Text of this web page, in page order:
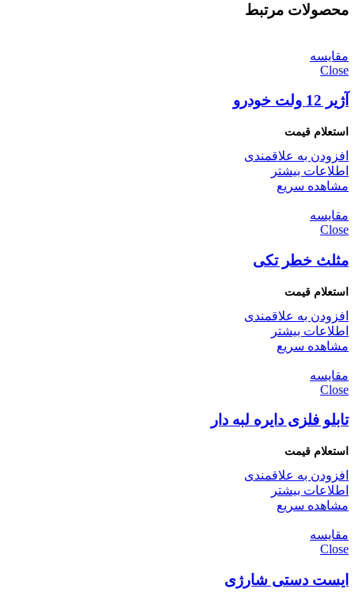
محصولات مرتبط
مقایسه
Close
آژیر 12 ولت خودرو
افزودن به علاقمندی
اطلاعات بیشتر
مشاهده سریع
مقایسه
Close
مثلث خطر تکی
افزودن به علاقمندی
اطلاعات بیشتر
مشاهده سریع
مقایسه
Close
تابلو فلزی دایره لبه دار
افزودن به علاقمندی
اطلاعات بیشتر
مشاهده سریع
مقایسه
Close
ایست دستی شارژی